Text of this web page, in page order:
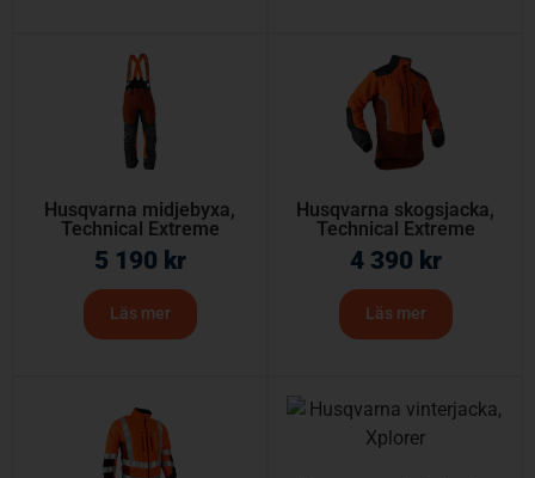
Husqvarna midjebyxa,
Technical Extreme
5 190 kr
Läs mer
Husqvarna skogsjacka,
Technical Extreme
4 390 kr
Läs mer